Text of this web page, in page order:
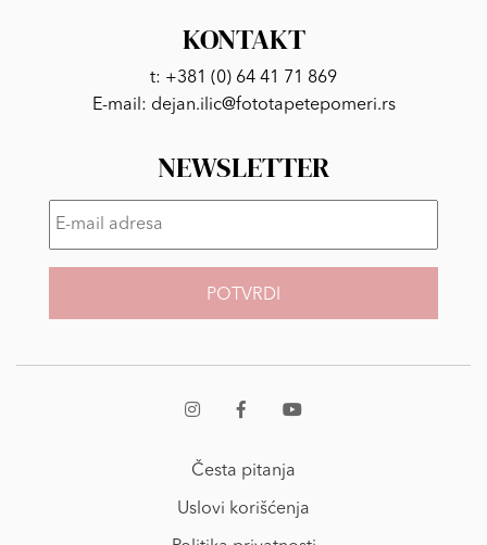
KONTAKT
t: +381 (0) 64 41 71 869
E-mail: dejan.ilic@fototapetepomeri.rs
NEWSLETTER
adresa *
Česta pitanja
Uslovi korišćenja